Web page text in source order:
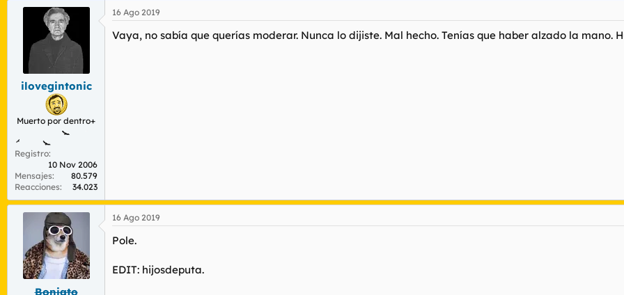
ilovegintonic
Muerto por dentro+
Registro
10 Nov 2006
Mensajes
80.579
Reacciones
34.023
16 Ago 2019
Vaya, no sabía que querías moderar. Nunca lo dijiste. Mal hecho. Tenías que haber alzado la mano.
Boniato
16 Ago 2019
Pole.
EDIT: hijosdeputa.